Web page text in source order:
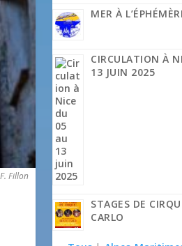
Fillon
MER À
CIRCULATION À
13 JUIN 2025
STAGES DE
CARLO